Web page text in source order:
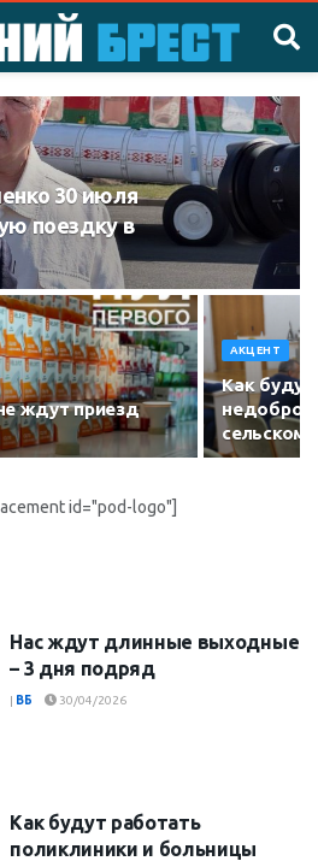
30 июля
поездку в
ждут приезд
АКЦЕНТ
Как будут
сельском
id="pod-logo"]
Нас ждут длинные выходные
– 3 дня подряд
| ВБ 30/04/2026
Как будут работать
поликлиники и больницы